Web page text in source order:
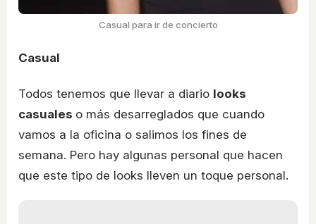
Casual para ir de concierto
Casual
Todos tenemos que llevar a diario looks
casuales o más desarreglados que cuando
vamos a la oficina o salimos los fines de
semana. Pero hay algunas personal que hacen
que este tipo de looks lleven un toque personal.